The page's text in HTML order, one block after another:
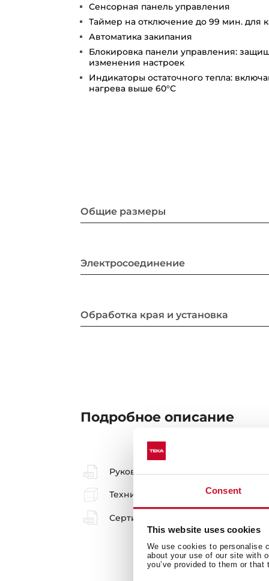
Consent
This website uses cookies
We use cookies to personalise
about your use of our site with
you’ve provided to them or that
Сенсорная панель управления
Таймер на отключение до 99 мин. для
Автоматика закипания
Блокировка панели управления:
изменения настроек
Индикаторы остаточного тепла:
нагрева выше 60°С
Общие размеры
Электросоединение
Обработка края и установка
Подробное описание
Руководство пользователя
Технический чертёж
Сертификат соответствия EAC